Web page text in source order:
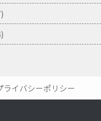
ライバシーポリシー